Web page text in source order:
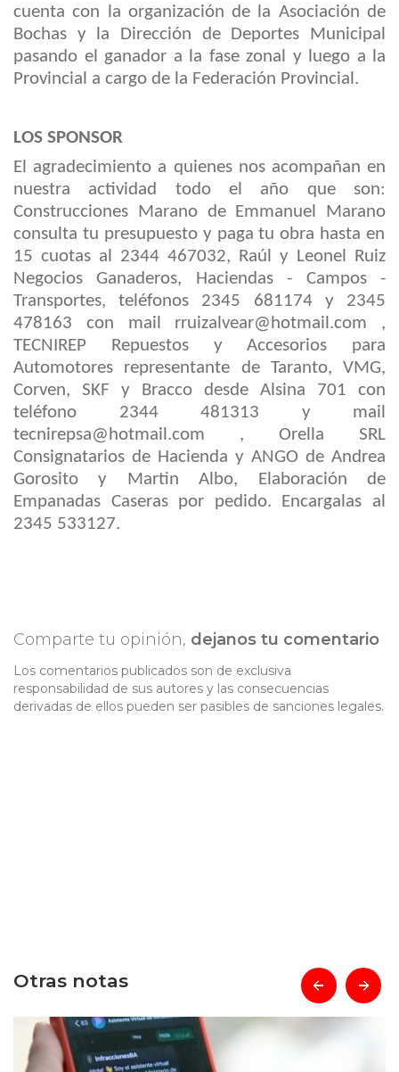
cuentacon la organización de la Asociación de
Bochas y la
Dirección de Deportes Municipal
pasando el ganador a la fase zonal y luego a la
Provincial a cargo de la Federación Provincial.
LOS SPONSOR
El agradecimiento a quienes nos acompañan en
nuestra actividad
todo el año que son:
Construcciones
Maranode Emmanuel
Marano
consulta tu presupuesto y paga tu obra hasta en
15 cuotas al 2344 467032,
Raúl y Leonel Ruiz
Negocios Ganaderos, Haciendas - Campos -
Transportes, teléfonos 2345 681174 y 2345
478163 con mail rruizalvear@hotmail.com ,
TECNIREP Repuestos y Accesorios para
Automotores representante de Taranto, VMG,
Corven, SKF y Bracco desde Alsina 701 con
teléfono 2344 481313 y mail
tecnirepsa@hotmail.com , Orella SRL
Consignatarios de Hacienda y ANGO de Andrea
Gorosito y Martin Albo, Elaboración de
Empanadas Caseras por pedido. Encargalas al
2345 533127.
Comparte tu opinión, dejanos tu comentario
Los comentarios publicados son de exclusiva
responsabilidad de sus autores y las consecuencias
derivadas de ellos pueden ser pasibles de sanciones legales.
Otras notas prev next